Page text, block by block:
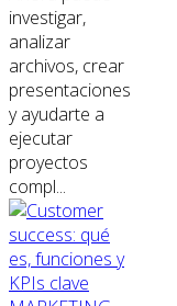
investigar,
analizar
archivos, crear
presentaciones
y ayudarte a
ejecutar
proyectos
compl...